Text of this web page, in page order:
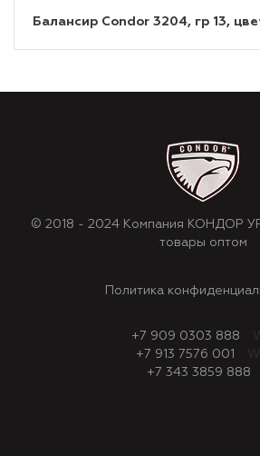
Балансир Condor 3204, гр 13,
© 2018 - 2024 Компания КОНДОР
товары оптом
Политика
+7 909 0303 888
+7 913 7576 001
+7 343 3859 888